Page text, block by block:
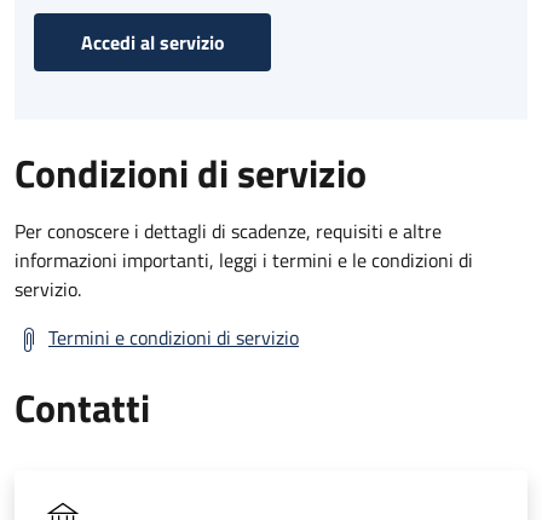
Accedi al servizio
Condizioni di servizio
Per conoscere i dettagli di scadenze, requisiti e altre
informazioni importanti, leggi i termini e le condizioni di
servizio.
Termini e condizioni di servizio
Contatti